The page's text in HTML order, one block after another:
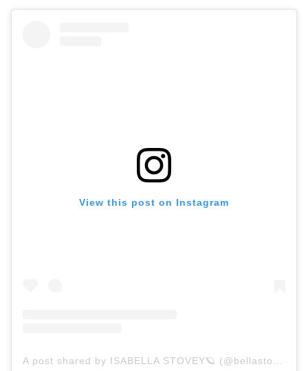
View this post on Instagram